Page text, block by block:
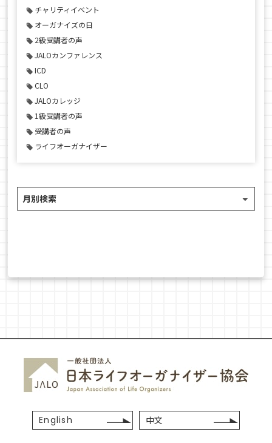
チャリティイベント
オーガナイズの日
2級受講者の声
JALOカンファレンス
ICD
CLO
JALOカレッジ
1級受講者の声
受講者の声
ライフオーガナイザー
English 中文